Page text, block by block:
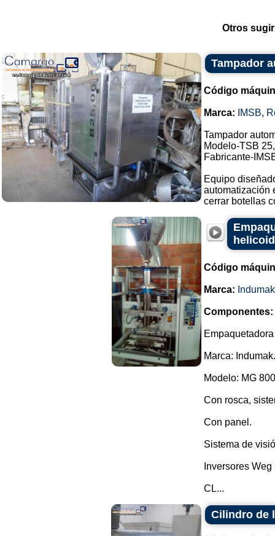
Otros
Tampador
Código
Marca: IMSB,
Tampador
Modelo-TSB
Fabricante-
Equipo
automatización
cerrar botellas
Código
Marca: Indumak
Componentes:
Marca: Indumak.
Modelo: MG
Con rosca,
Con panel.
Sistema de
Inversores
CL...
Cilindro de